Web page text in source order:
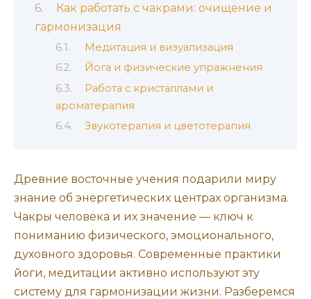
Как работать с чакрами: очищение и
гармонизация
Медитация и визуализация
Йога и физические упражнения
Работа с кристаллами и
ароматерапия
Звукотерапия и цветотерапия
Древние восточные учения подарили миру
знание об энергетических центрах организма.
Чакры человека и их значение — ключ к
пониманию физического, эмоционального,
духовного здоровья. Современные практики
йоги, медитации активно используют эту
систему для гармонизации жизни. Разберемся